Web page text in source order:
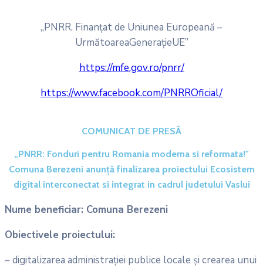
„PNRR. Finanțat de Uniunea Europeană –
UrmătoareaGenerațieUE”
https://mfe.gov.ro/pnrr/
https://www.facebook.com/PNRROficial/
COMUNICAT DE PRESĂ
„PNRR: Fonduri pentru Romania moderna si reformata!"
Comuna Berezeni anunţă finalizarea proiectului Ecosistem
digital interconectat si integrat in cadrul judetului Vaslui
Nume beneficiar: Comuna Berezeni
Obiectivele proiectului:
– digitalizarea administrației publice locale și crearea unui